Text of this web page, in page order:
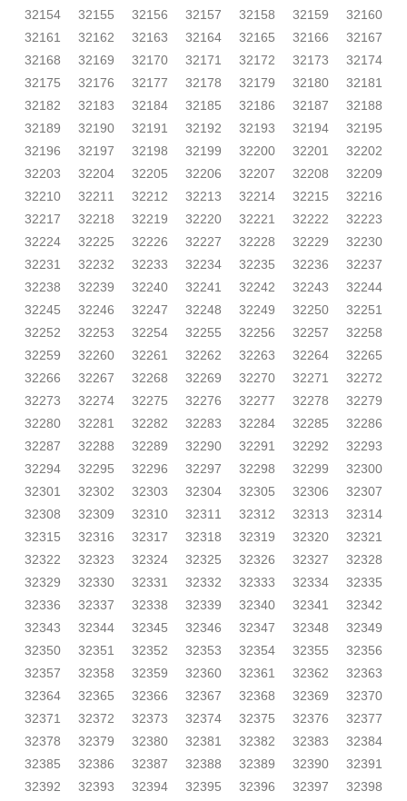
32154
32155 32156 32157 32158 32159
32160
32161
32162 32163 32164 32165 32166
32167
32168
32169 32170 32171 32172 32173
32174
32175
32176 32177 32178 32179 32180
32181
32182
32183 32184 32185 32186 32187
32188
32189
32190 32191 32192 32193 32194
32195
32196
32197 32198 32199 32200 32201
32202
32203
32204 32205 32206 32207 32208
32209
32210
32211 32212 32213 32214 32215
32216
32217
32218 32219 32220 32221 32222
32223
32224
32225 32226 32227 32228 32229
32230
32231
32232 32233 32234 32235 32236
32237
32238
32239 32240 32241 32242 32243
32244
32245
32246 32247 32248 32249 32250
32251
32252
32253 32254 32255 32256 32257
32258
32259
32260 32261 32262 32263 32264
32265
32266
32267 32268 32269 32270 32271
32272
32273
32274 32275 32276 32277 32278
32279
32280
32281 32282 32283 32284 32285
32286
32287
32288 32289 32290 32291 32292
32293
32294
32295 32296 32297 32298 32299
32300
32301
32302 32303 32304 32305 32306
32307
32308
32309 32310 32311 32312 32313
32314
32315
32316 32317 32318 32319 32320
32321
32322
32323 32324 32325 32326 32327
32328
32329
32330 32331 32332 32333 32334
32335
32336
32337 32338 32339 32340 32341
32342
32343
32344 32345 32346 32347 32348
32349
32350
32351 32352 32353 32354 32355
32356
32357
32358 32359 32360 32361 32362
32363
32364
32365 32366 32367 32368 32369
32370
32371
32372 32373 32374 32375 32376
32377
32378
32379 32380 32381 32382 32383
32384
32385
32386 32387 32388 32389 32390
32391
32392
32393 32394 32395 32396 32397
32398